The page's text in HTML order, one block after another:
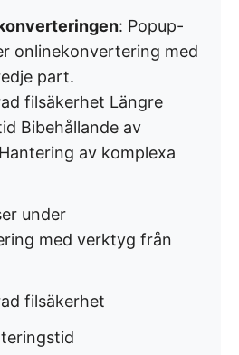
: Popup-
onlinekonvertering med
part.
filsäkerhet Längre
Bibehållande av
av komplexa
under
med verktyg från
filsäkerhet